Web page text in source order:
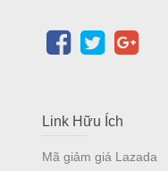
Link Hữu Ích
Mã giảm giá Lazada